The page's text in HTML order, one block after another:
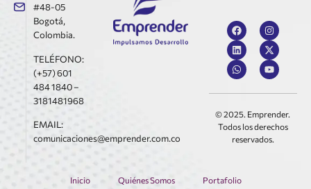
#48-05
Bogotá,
Colombia.
TELÉFONO:
(+57) 601
484 1840 –
3181481968
EMAIL:
comunicaciones@emprender.com.co
© 2025. Emprender.
Todos los derechos
reservados.
Inicio Quiénes Somos Portafolio